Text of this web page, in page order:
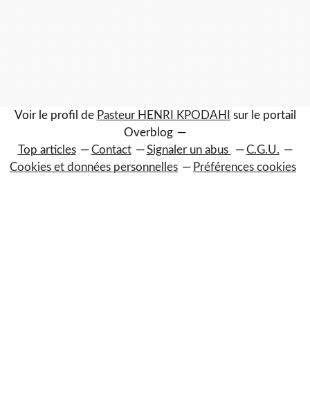
Voir le profil de Pasteur HENRI KPODAHI
sur le portail
Overblog
Top articles
Contact Signaler un abus
C.G.U.
Cookies et données personnelles
Préférences cookies